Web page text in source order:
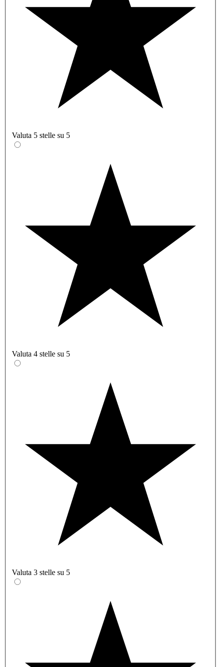
Valuta 5 stelle su 5
Valuta 4 stelle su 5
Valuta 3 stelle su 5